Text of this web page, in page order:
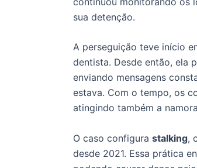
sua detenção.
A perseguição teve início
dentista. Desde então, ela
enviando mensagens
estava. Com o tempo, os
atingindo também a
O caso configura stalking,
desde 2021. Essa prática